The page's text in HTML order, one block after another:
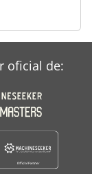
oficial de: